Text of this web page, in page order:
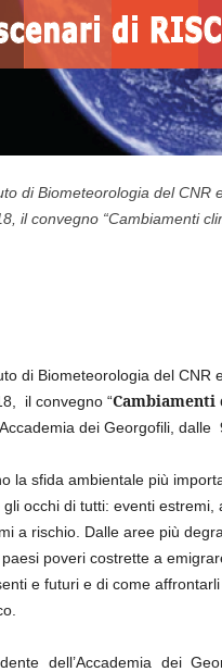
di Biometeorologia del CNR
il convegno “Cambiamenti
di Biometeorologia del CNR
il convegno “Cambiamenti
dei Georgofili, dalle
la sfida ambientale più
occhi di tutti: eventi estremi,
a rischio. Dalle aree più
poveri costrette a
e futuri e di come
dell’Accademia dei